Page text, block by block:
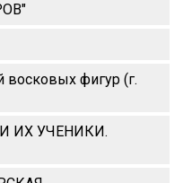
фигур (г.
ИХ УЧЕНИКИ.